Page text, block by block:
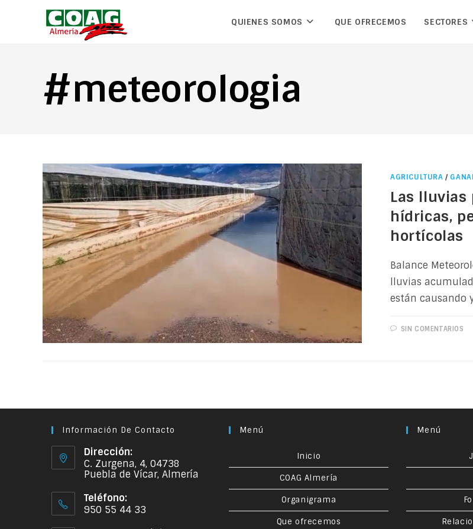
QUIENES SOMOS QUE OFRECEMOS SECTORES
#meteorologia
AGRICULTURA /
Las
hídricas,
hortícolas
Balance
lluvias
están causando
SIN COMENTARIOS
Información De Contacto
Dirección:
C. Zurgena, 4, 04738
Puebla de Vícar, Almería
Teléfono:
950 55 44 33
Menú
Inicio
COAG Almería
Organigrama
Que ofrecemos
Menú